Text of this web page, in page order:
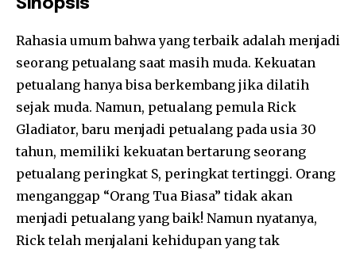
Sinopsis
Rahasia umum bahwa yang terbaik adalah menjadi
seorang petualang saat masih muda. Kekuatan
petualang hanya bisa berkembang jika dilatih
sejak muda. Namun, petualang pemula Rick
Gladiator, baru menjadi petualang pada usia 30
tahun, memiliki kekuatan bertarung seorang
petualang peringkat S, peringkat tertinggi. Orang
menganggap “Orang Tua Biasa” tidak akan
menjadi petualang yang baik! Namun nyatanya,
Rick telah menjalani kehidupan yang tak